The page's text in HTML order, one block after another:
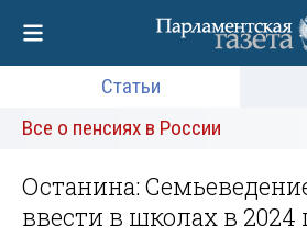
Статьи
Все о пенсиях в России
Останина:
ввести в школах в 2024